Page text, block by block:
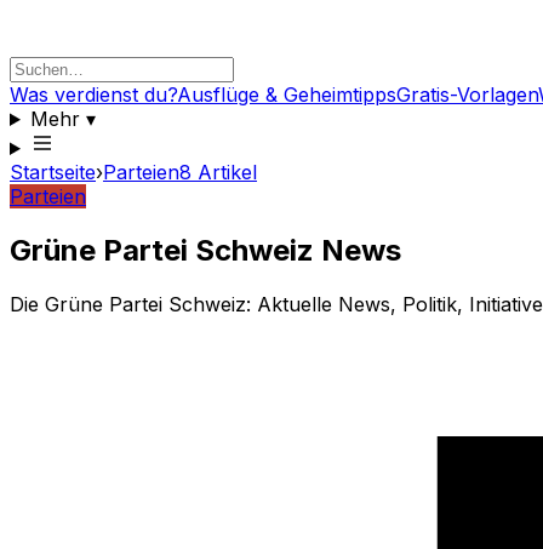
Was verdienst du?Ausflüge & GeheimtippsGratis-Vorlagen
Mehr▾
Startseite›Parteien8 Artikel
Parteien
Grüne Partei Schweiz News
Die Grüne Partei Schweiz: Aktuelle News, Politik,